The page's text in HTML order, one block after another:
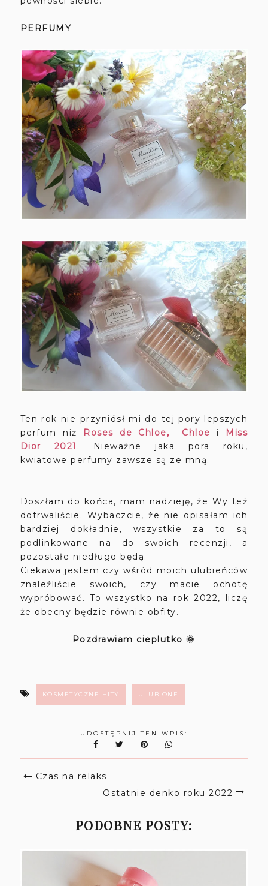
PERFUMY
Ten rok nie przyniósł mi do tej pory lepszych
perfum niż
Roses de Chloe, Chloe i Miss
Dior 2021 . Nieważne jaka pora roku,
kwiatowe perfumy zawsze są ze mną.
Doszłam do końca, mam nadzieję, że Wy też
dotrwaliście. Wybaczcie, że nie opisałam ich
bardziej dokładnie, wszystkie za to są
podlinkowane na do swoich recenzji, a
pozostałe niedługo będą.
Ciekawa jestem czy wśród moich ulubieńców
znaleźliście swoich, czy macie ochotę
wypróbować. To wszystko na rok 2022, liczę
że obecny będzie równie obfity.
Pozdrawiam cieplutko 🌞
KOSMETYCZNE HITY ULUBIONE
UDOSTĘPNIJ TEN WPIS:
Czas na relaks
Ostatnie denko roku 2022
PODOBNE POSTY: